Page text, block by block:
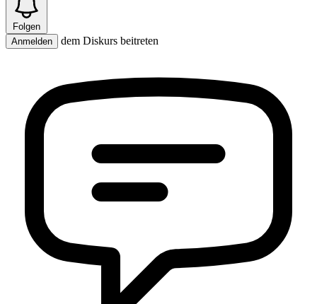
Folgen
Anmelden
dem Diskurs beitreten